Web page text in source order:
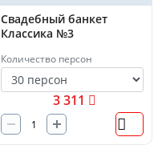
Свадебный банкет
Классика №3
Количество персон
3 311